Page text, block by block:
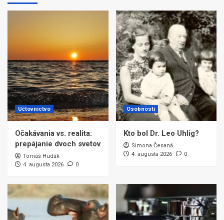
Účtovníctvo
Očakávania vs. realita:
prepájanie dvoch svetov
Tomáš Hudák
4. augusta 2026
0
Osobnosti
Kto bol Dr. Leo Uhlig?
Simona Česaná
4. augusta 2026
0